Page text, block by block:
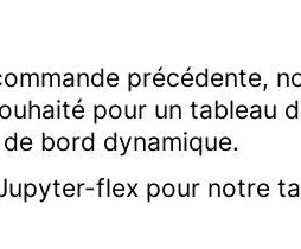
précédente,
pour un tableau
bord dynamique.
flex pour notre